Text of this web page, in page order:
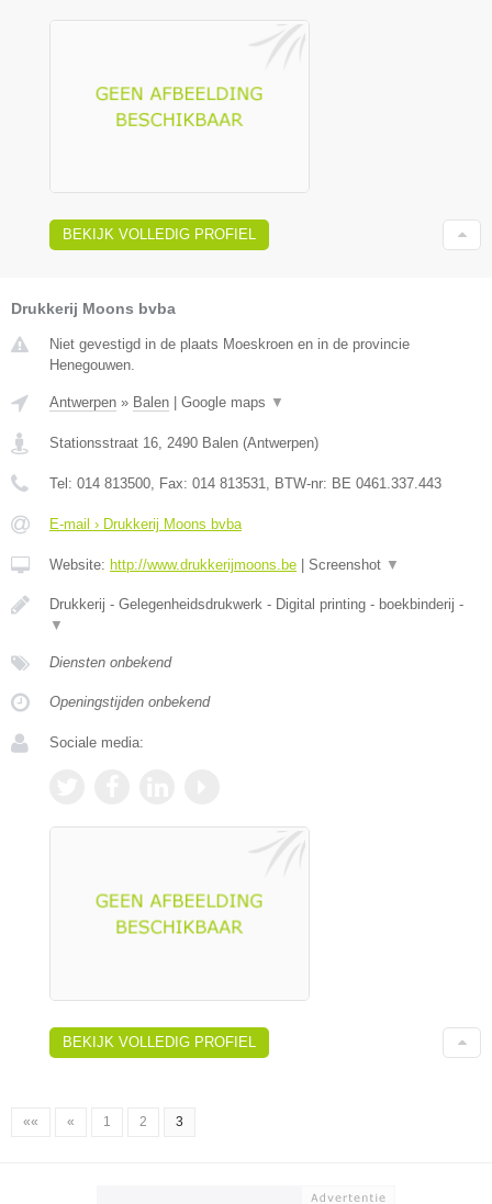
BEKIJK VOLLEDIG PROFIEL
Drukkerij Moons bvba
Niet gevestigd in de plaats Moeskroen en in de provincie
Henegouwen.
Antwerpen » Balen Google maps ▼
Stationsstraat 16, 2490 Balen (Antwerpen)
Tel: 014 813500, Fax: 014 813531, BTW-nr: BE 0461.337.443
E-mail › Drukkerij Moons bvba
Website: http://www.drukkerijmoons.be Screenshot ▼
Drukkerij - Gelegenheidsdrukwerk - Digital printing - boekbinderij -
▼
Diensten onbekend
Openingstijden onbekend
Sociale media:
BEKIJK VOLLEDIG PROFIEL
«« « 1 2 3